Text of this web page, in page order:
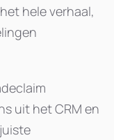
hele verhaal,
uit het CRM en